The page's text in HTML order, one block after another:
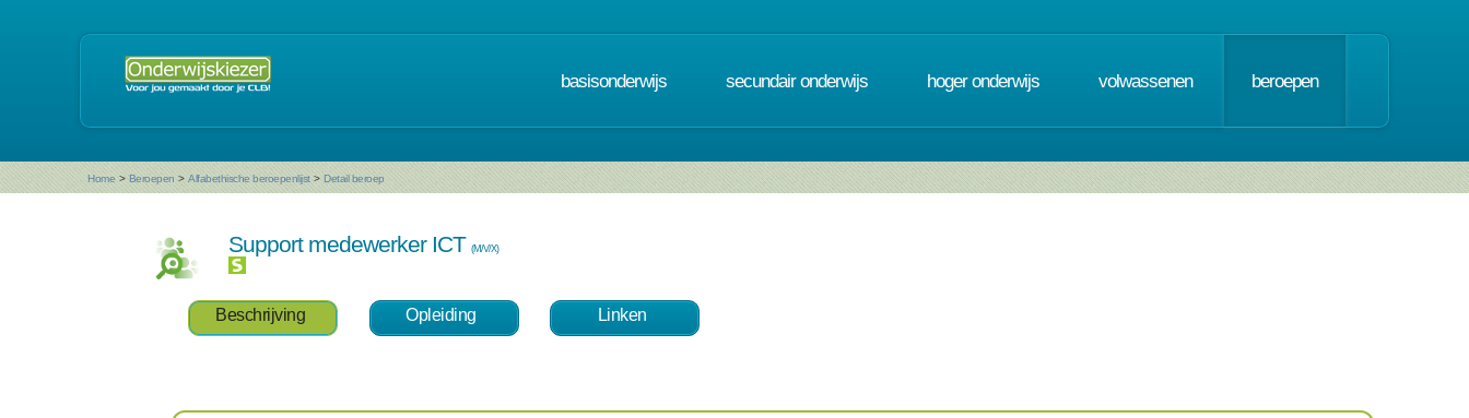
basisonderwijs secundair onderwijs hoger onderwijs volwassenen beroepen
Home > Beroepen > Alfabethische beroepenlijst > Detail beroep
Support medewerker ICT (M/V/X)
Beschrijving Opleiding Linken